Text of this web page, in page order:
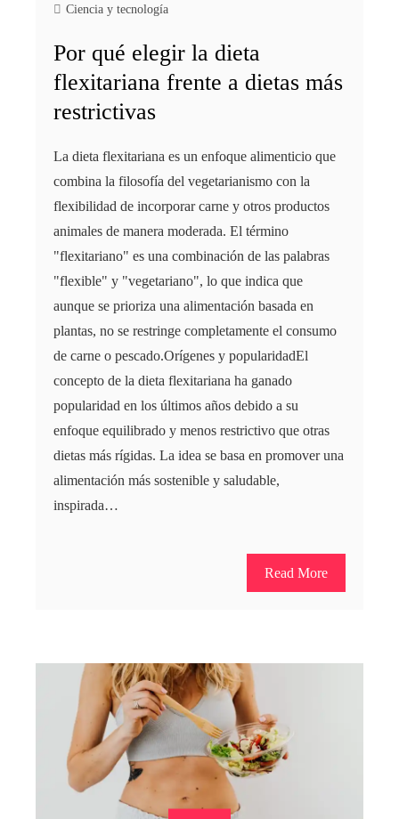
Ciencia y tecnología
Por qué elegir la dieta
flexitariana frente a dietas más
restrictivas
La dieta flexitariana es un enfoque alimenticio que
combina la filosofía del vegetarianismo con la
flexibilidad de incorporar carne y otros productos
animales de manera moderada. El término
"flexitariano" es una combinación de las palabras
"flexible" y "vegetariano", lo que indica que
aunque se prioriza una alimentación basada en
plantas, no se restringe completamente el consumo
de carne o pescado.Orígenes y popularidadEl
concepto de la dieta flexitariana ha ganado
popularidad en los últimos años debido a su
enfoque equilibrado y menos restrictivo que otras
dietas más rígidas. La idea se basa en promover una
alimentación más sostenible y saludable,
inspirada…
Read More